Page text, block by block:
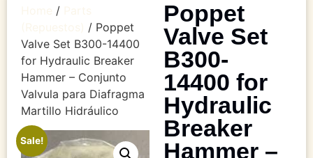
/
/ Poppet
Valve Set B300-14400
for Hydraulic Breaker
Hammer – Conjunto
Valvula para Diafragma
Martillo Hidráulico
Sale!
Poppet
Valve Set
B300-
14400 for
Hydraulic
Breaker
Hammer –